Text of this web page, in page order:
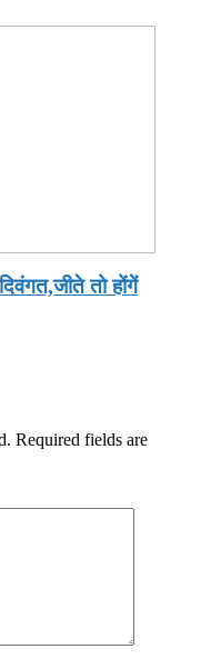
तो होंगें
Required fields are